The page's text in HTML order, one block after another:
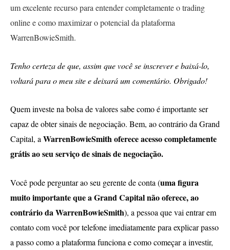
um excelente recurso para entender completamente o trading
online e como maximizar o potencial da plataforma
WarrenBowieSmith.
Tenho certeza de que, assim que você se inscrever e baixá-lo,
voltará para o meu site e deixará um comentário. Obrigado!
Quem investe na bolsa de valores sabe como é importante ser
capaz de obter sinais de negociação. Bem, ao contrário da Grand
Capital, aWarrenBowieSmith oferece acesso completamente
grátis ao seu serviço de sinais de negociação.
Você pode perguntar ao seu gerente de conta (uma figura
muito importante que a Grand Capital não oferece, ao
contrário da WarrenBowieSmith), a pessoa que vai entrar em
contato com você por telefone imediatamente para explicar passo
a passo como a plataforma funciona e como começar a investir,